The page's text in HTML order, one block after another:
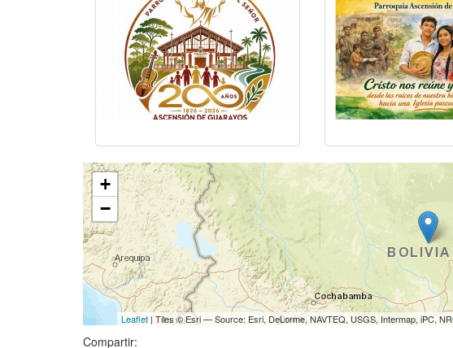
+
−
Leaflet| Tiles © Esri — Source: Esri, DeLorme, NAVTEQ, USGS, Intermap, iPC,
Compartir: